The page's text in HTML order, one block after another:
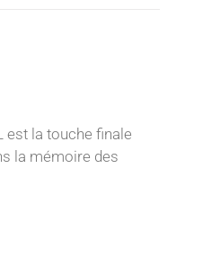
est la touche finale
la mémoire des